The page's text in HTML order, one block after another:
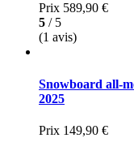
Prix 589,90 €
5 / 5
(1 avis)
Snowboard all-
2025
Prix 149,90 €